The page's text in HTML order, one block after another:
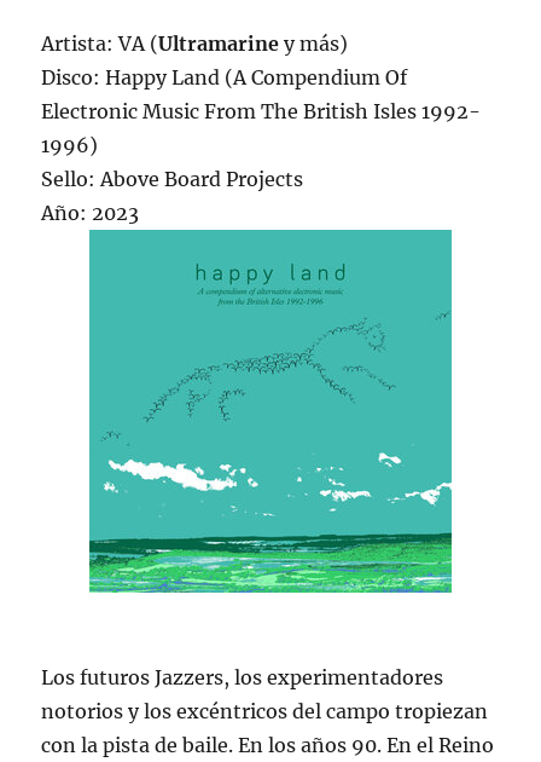
Artista: VA (Ultramariney más)
Disco: Happy Land (A Compendium Of
Electronic Music From The British Isles 1992-
1996)
Sello: Above Board Projects
Año: 2023
Los futuros Jazzers, los experimentadores
notorios y los excéntricos del campo tropiezan
con la pista de baile. En los años 90. En el Reino